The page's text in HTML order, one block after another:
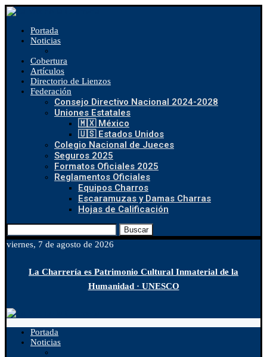
Portada
Noticias
Cobertura
Artículos
Directorio de Lienzos
Federación
Consejo Directivo Nacional 2024-2028
Uniones Estatales
🇲🇽 México
🇺🇸 Estados Unidos
Colegio Nacional de Jueces
Seguros 2025
Formatos Oficiales 2025
Reglamentos Oficiales
Equipos Charros
Escaramuzas y Damas Charras
Hojas de Calificación
Buscar
viernes, 7 de agosto de 2026
La Charrería es Patrimonio Cultural Inmaterial de la
Humanidad · UNESCO
Portada
Noticias